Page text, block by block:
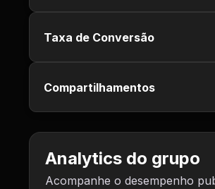
Taxa de Conversão
Compartilhamentos
Analytics do grupo
Acompanhe o desempenho